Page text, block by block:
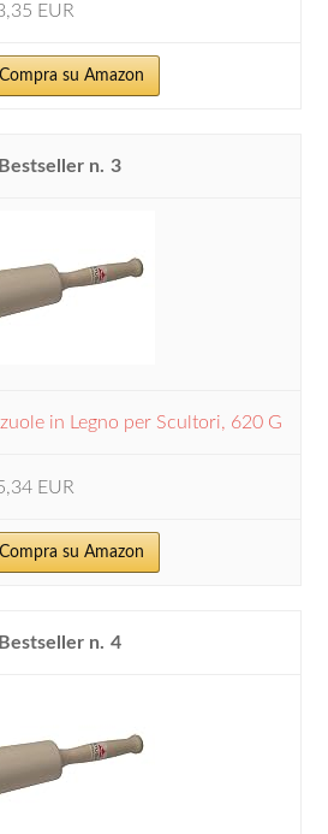
EUR
Compra su Amazon
3
in Legno per Scultori, 620 G
EUR
Compra su Amazon
4